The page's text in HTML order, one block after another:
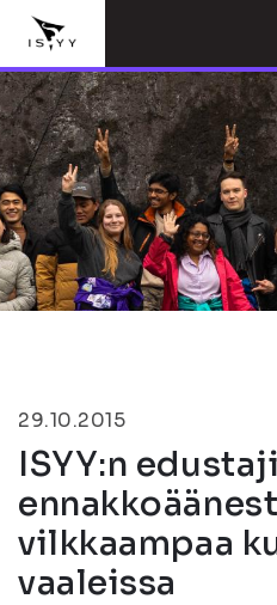
29.10.2015
ISYY:n
vilkkaampaa
vaaleissa